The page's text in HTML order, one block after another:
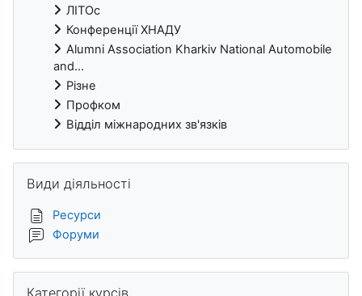
ЛІТОс
Конференції ХНАДУ
Alumni Association Kharkiv National Automobile
and...
Різне
Профком
Відділ міжнародних зв'язків
Види діяльності
Ресурси
Форуми